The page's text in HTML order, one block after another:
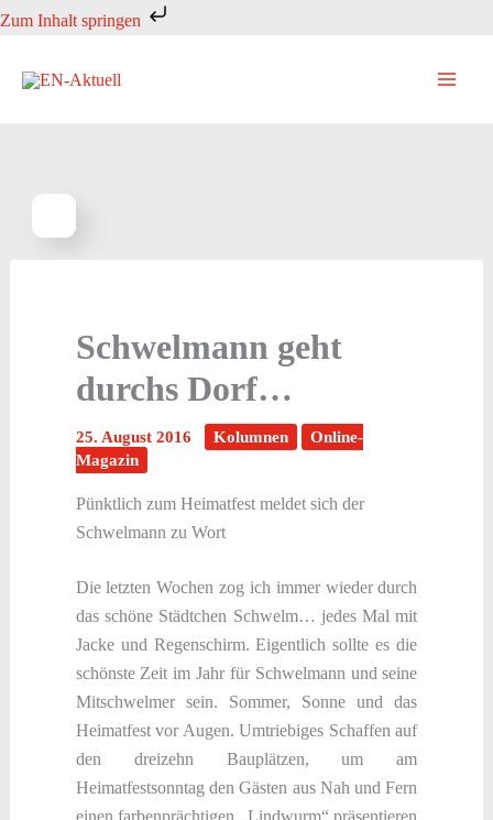
Zum Inhalt springen
Zum
springen
Schwelmann geht
durchs Dorf…
25. August 2016 Kolumnen
Online-
Magazin
Pünktlich zum Heimatfest meldet sich der
Schwelmann zu Wort
Die letzten Wochen zog ich immer wieder durch
das schöne Städtchen Schwelm… jedes Mal mit
Jacke und Regenschirm. Eigentlich sollte es die
schönste Zeit im Jahr für Schwelmann und seine
Mitschwelmer sein. Sommer, Sonne und das
Heimatfest vor Augen. Umtriebiges Schaffen auf
den dreizehn Bauplätzen, um am
Heimatfestsonntag den Gästen aus Nah und Fern
einen farbenprächtigen „Lindwurm“ präsentieren